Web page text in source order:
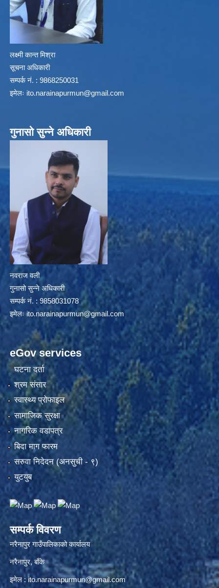
लक्ष्मी कान्त मिश्रा
सूचना अधिकारी
सम्पर्क नं. : 9868250031
इमेलः ito.narainapurmun@gmail.com
गुनासो सुन्ने अधिकारी
नवराज वली
गुनासो सुन्ने अधिकारी
सम्पर्क नं. : 9858031078
इमेलःito.narainapurmun@gmail.com
eGov services
घटना दर्ता
श्रम संसार
स्वास्थ्य प्रोफाइल
सामाजिक सुरक्षा
नागरिक वडापत्र
बिदा माग फारम
सरुवा निदेदन (अनसुची - ९)
युटयुब
सम्पर्क विवरण
नरैनापुर गाउँपालिकाको कार्यालय
नरैनापुर, बाँके
इमेल :ito.narainapurmun@gmail.com